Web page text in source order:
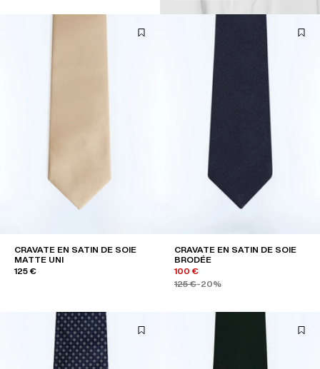
CRAVATE EN SATIN DE SOIE
MATTE UNI
125 €
CRAVATE EN SATIN DE SOIE
BRODÉE
100 €
125 €-20%